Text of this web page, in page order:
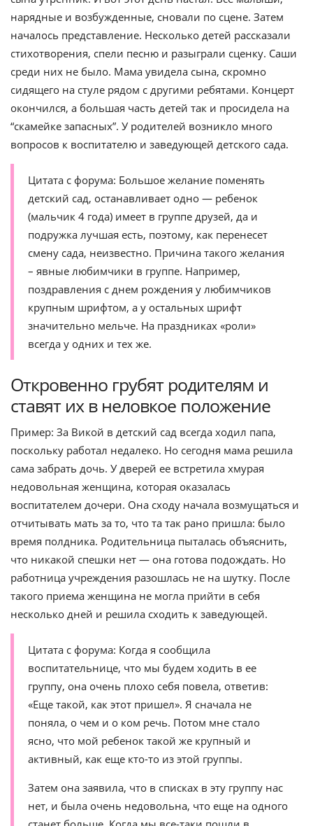
нарядные и возбужденные, сновали по сцене. Затем
началось представление. Несколько детей рассказали
стихотворения, спели песню и разыграли сценку. Саши
среди них не было. Мама увидела сына, скромно
сидящего на стуле рядом с другими ребятами. Концерт
окончился, а большая часть детей так и просидела на
“скамейке запасных”. У родителей возникло много
вопросов к воспитателю и заведующей детского сада.
Цитата с форума: Большое желание поменять
детский сад, останавливает одно — ребенок
(мальчик 4 года) имеет в группе друзей, да и
подружка лучшая есть, поэтому, как перенесет
смену сада, неизвестно. Причина такого желания
– явные любимчики в группе. Например,
поздравления с днем рождения у любимчиков
крупным шрифтом, а у остальных шрифт
значительно мельче. На праздниках «роли»
всегда у одних и тех же.
Откровенно грубят родителям и
ставят их в неловкое положение
Пример: За Викой в детский сад всегда ходил папа,
поскольку работал недалеко. Но сегодня мама решила
сама забрать дочь. У дверей ее встретила хмурая
недовольная женщина, которая оказалась
воспитателем дочери. Она сходу начала возмущаться и
отчитывать мать за то, что та так рано пришла: было
время полдника. Родительница пыталась объяснить,
что никакой спешки нет — она готова подождать. Но
работница учреждения разошлась не на шутку. После
такого приема женщина не могла прийти в себя
несколько дней и решила сходить к заведующей.
Цитата с форума: Когда я сообщила
воспитательнице, что мы будем ходить в ее
группу, она очень плохо себя повела, ответив:
«Еще такой, как этот пришел». Я сначала не
поняла, о чем и о ком речь. Потом мне стало
ясно, что мой ребенок такой же крупный и
активный, как еще кто-то из этой группы.
Затем она заявила, что в списках в эту группу нас
нет, и была очень недовольна, что еще на одного